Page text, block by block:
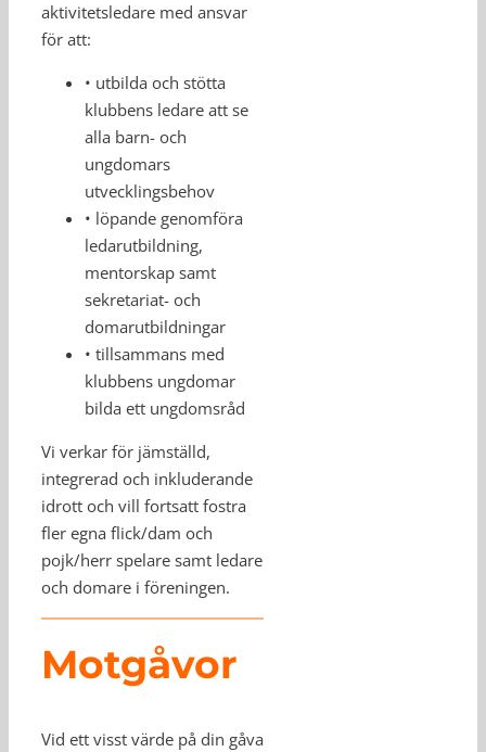
aktivitetsledare med ansvar
för att:
• utbilda och stötta
klubbens ledare att se
alla barn- och
ungdomars
utvecklingsbehov
• löpande genomföra
ledarutbildning,
mentorskap samt
sekretariat- och
domarutbildningar
• tillsammans med
klubbens ungdomar
bilda ett ungdomsråd
Vi verkar för jämställd,
integrerad och inkluderande
idrott och vill fortsatt fostra
fler egna flick/dam och
pojk/herr spelare samt ledare
och domare i föreningen.
Motgåvor
Vid ett visst värde på din gåva